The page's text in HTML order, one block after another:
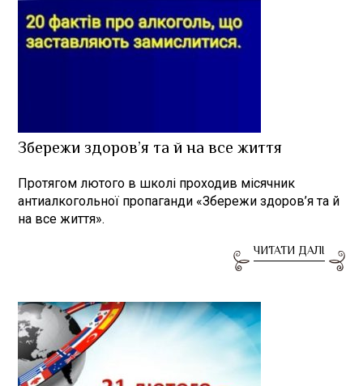
Збережи здоров’я та й на все життя
Протягом лютого в школі проходив місячник
антиалкогольної пропаганди «Збережи здоров’я та й
на все життя».
ЧИТАТИ ДАЛІ